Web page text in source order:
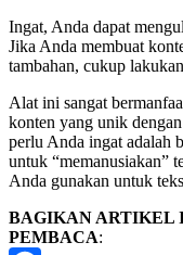
Ingat, Anda dapat
Jika Anda membuat
tambahan, cukup
Alat ini sangat
konten yang unik
perlu Anda ingat adalah
untuk “memanusiakan”
Anda gunakan untuk
BAGIKAN ARTIKEL
PEMBACA: